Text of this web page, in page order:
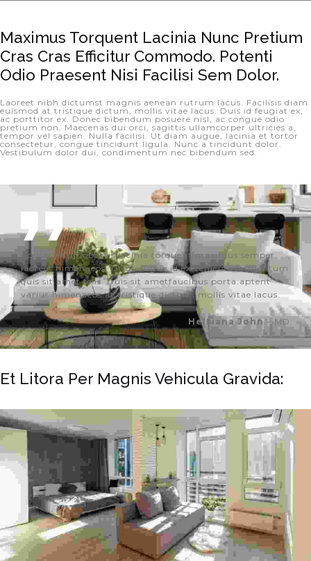
Maximus Torquent Lacinia Nunc Pretium
Cras Cras Efficitur Commodo. Potenti
Odio Praesent Nisi Facilisi Sem Dolor.
Laoreet nibh dictumst magnis aenean rutrum lacus. Facilisis diam
euismod at tristique dictum, mollis vitae lacus. Duis id feugiat ex,
ac porttitor ex. Donec bibendum posuere nisl, ac congue odio
pretium non. Maecenas dui orci, sagittis ullamcorper ultricies a,
tempor vel sapien. Nulla facilisi. Ut diam augue, lacinia et tortor
consectetur, congue tincidunt ligula. Nunc a tincidunt dolor.
Vestibulum dolor dui, condimentum nec bibendum sed.
Consectetur lobortis lacinia torquent maximus semper
laoreet himenaeos. Ut ut augue id ex vehicula fermentum
quis sit amet felis. Duis sit ametfaucibus porta.aptent
varius himenaeos.at tristique dictum, mollis vitae lacus.
Helsiana John – MD
Et Litora Per Magnis Vehicula Gravida: